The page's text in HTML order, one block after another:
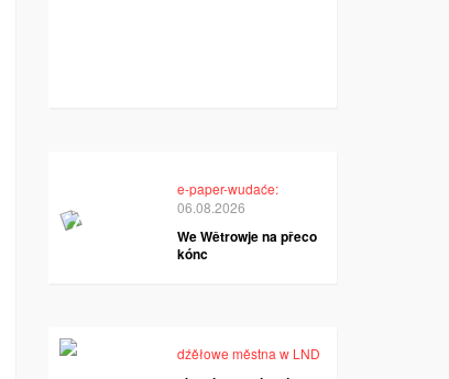
e-paper-wudaće:
06.08.2026
We Wětrowje na přeco
kónc
dźěłowe městna w LND